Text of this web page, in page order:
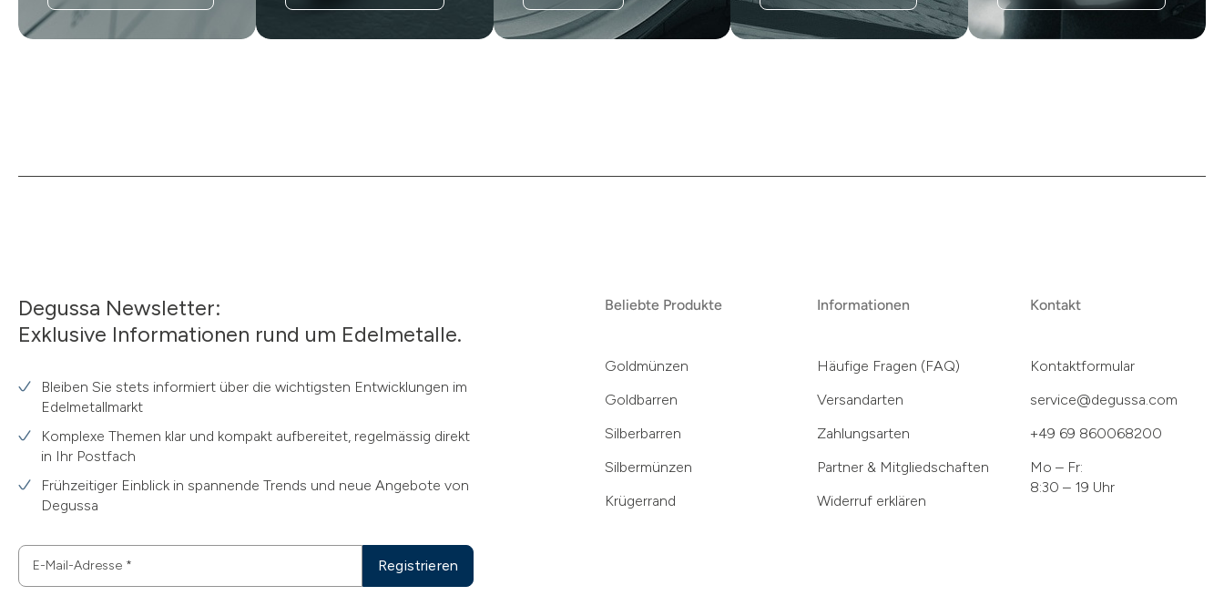
Degussa Newsletter:
Exklusive Informationen rund um Edelmetalle.
Bleiben Sie stets informiert über die wichtigsten Entwicklungen im
Edelmetallmarkt
Komplexe Themen klar und kompakt aufbereitet, regelmässig direkt
in Ihr Postfach
Frühzeitiger Einblick in spannende Trends und neue Angebote von
Degussa
E-Mail-Adresse * Registrieren
Beliebte Produkte
Goldmünzen
Goldbarren
Silberbarren
Silbermünzen
Krügerrand
Informationen
Häufige Fragen (FAQ)
Versandarten
Zahlungsarten
Partner & Mitgliedschaften
Widerruf erklären
Kontakt
Kontaktformular
service@degussa.com
+49 69 860068200
Mo – Fr:
8:30 – 19 Uhr